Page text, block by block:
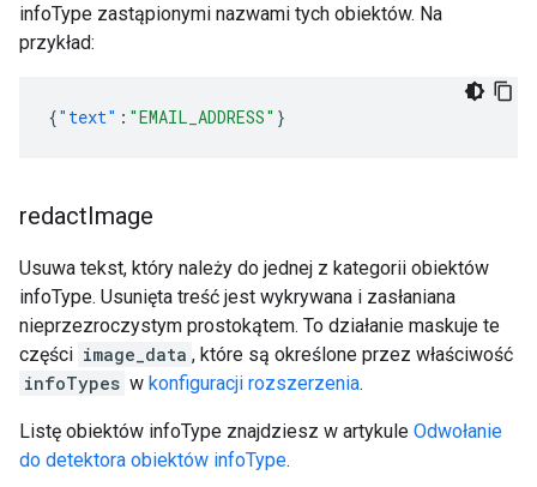
infoType zastąpionymi nazwami tych obiektów. Na
przykład:
{"text" : "EMAIL_ADDRESS" }
redactImage
Usuwa tekst, który należy do jednej z kategorii obiektów
infoType. Usunięta treść jest wykrywana i zasłaniana
nieprzezroczystym prostokątem. To działanie maskuje te
części image_data , które są określone przez właściwość
infoTypes w konfiguracji rozszerzenia.
Listę obiektów infoType znajdziesz w artykule Odwołanie
do detektora obiektów infoType.